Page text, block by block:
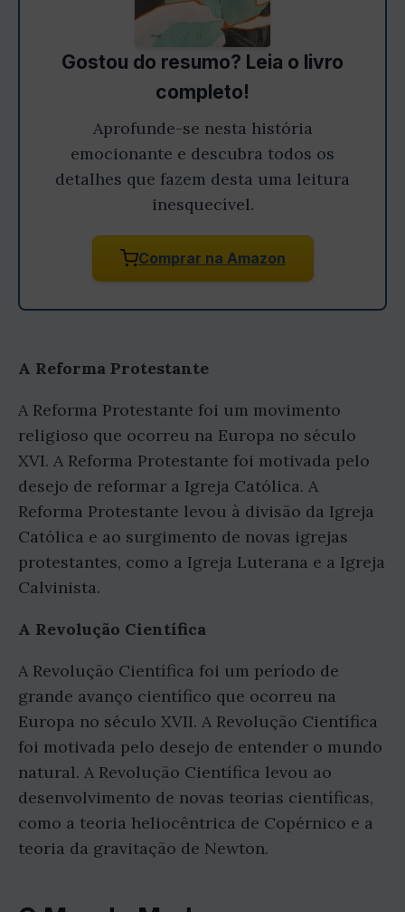
Gostou do resumo? Leia o livro
completo!
Aprofunde-se nesta história
emocionante e descubra todos os
detalhes que fazem desta uma leitura
inesquecível.
Comprar na Amazon
A Reforma Protestante
A Reforma Protestante foi um movimento
religioso que ocorreu na Europa no século
XVI. A Reforma Protestante foi motivada pelo
desejo de reformar a Igreja Católica. A
Reforma Protestante levou à divisão da Igreja
Católica e ao surgimento de novas igrejas
protestantes, como a Igreja Luterana e a Igreja
Calvinista.
A Revolução Científica
A Revolução Científica foi um período de
grande avanço científico que ocorreu na
Europa no século XVII. A Revolução Científica
foi motivada pelo desejo de entender o mundo
natural. A Revolução Científica levou ao
desenvolvimento de novas teorias científicas,
como a teoria heliocêntrica de Copérnico e a
teoria da gravitação de Newton.